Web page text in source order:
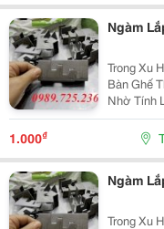
Ngàm
Trong Xu
Bàn Ghế
Nhờ Tính
Sắt Lắp
Âm
1.000₫
Ngàm
Trong Xu